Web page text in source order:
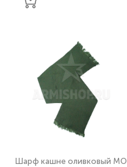
Шарф кашне оливковый МО